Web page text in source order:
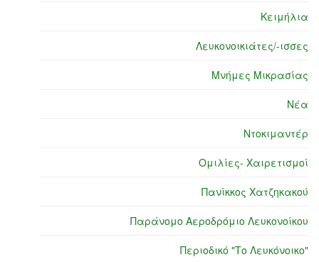
Κειμήλια
Λευκονοικιάτες/-ισσες
Μνήμες Μικρασίας
Νέα
Ντοκιμαντέρ
Ομιλίες- Χαιρετισμοί
Πανίκκος Χατζηκακού
Παράνομο Αεροδρόμιο Λευκονοίκου
Περιοδικό "Το Λευκόνοικο"